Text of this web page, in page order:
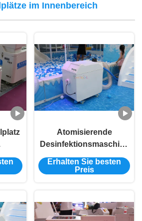
im Innenbereich
Atomisierende
Desinfektionsmaschine
für
Ozeankugelreinigung
kommerziell
Erhalten Sie besten
Preis